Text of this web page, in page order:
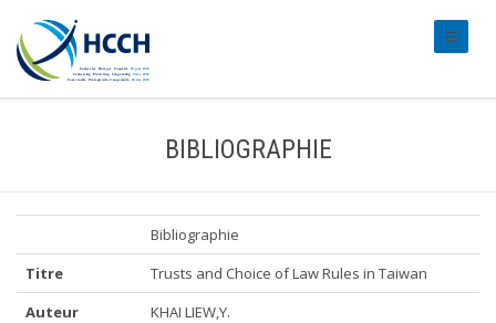
BIBLIOGRAPHIE
Bibliographie
Titre
Trusts and Choice of Law Rules in Taiwan
Auteur
KHAI LIEW,Y.